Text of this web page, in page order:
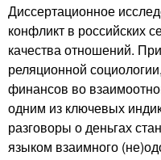
Диссертационное
конфликт в российских
качества отношений.
реляционной
финансов во
одним из ключевых
разговоры о деньгах
языком взаимного